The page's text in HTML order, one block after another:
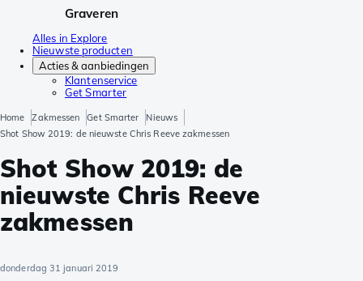
Graveren
Alles in Explore
Nieuwste producten
Acties & aanbiedingen
Klantenservice
Get Smarter
Home Zakmessen Get Smarter
Nieuws
Shot Show 2019: de nieuwste Chris Reeve zakmessen
Shot Show 2019: de
nieuwste Chris Reeve
zakmessen
donderdag 31 januari 2019